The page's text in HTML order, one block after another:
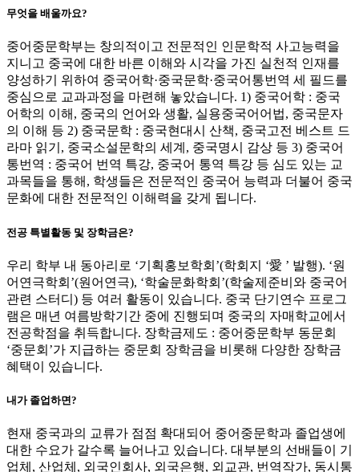
무엇을 배울까요?
중어중문학부는 창의적이고 전문적인 인문학적 사고능력을
지니고 중국에 대한 바른 이해와 시각을 가진 실천적 인재를
양성하기 위하여 중국어학·중국문학·중국어통번역 세 필드를
중심으로 교과과정을 마련해 놓았습니다. 1) 중국어학 : 중국
어학의 이해, 중국의 언어와 생활, 실용중국어어법, 중국문자
의 이해 등 2) 중국문학 : 중국현대시 산책, 중국고전 베스트 드
라마 읽기, 중국소설문학의 세계, 중국명시 감상 등 3) 중국어
통번역 : 중국어 번역 특강, 중국어 통역 특강 등 심도 있는 교
과목들을 통해, 학생들은 전문적인 중국어 능력과 더불어 중국
문화에 대한 전문적인 이해력을 갖게 됩니다.
전공 특별활동 및 장학금은?
우리 학부 내 동아리로 ‘기획홍보학회’(학회지 ‘愛 ’ 발행). ‘원
어연극학회’(원어연극), ‘학술문화학회’(학술제준비와 중국어
관련 스터디) 등 여러 활동이 있습니다. 중국 단기연수 프로그
램은 매년 여름방학기간 중에 진행되며 중국의 자매학교에서
전공학점을 취득합니다. 장학금제도 : 중어중문학부 동문회
‘중문회’가 지급하는 중문회 장학금을 비롯해 다양한 장학금
혜택이 있습니다.
내가 졸업하면?
현재 중국과의 교류가 점점 확대되어 중어중문학과 졸업생에
대한 수요가 갈수록 늘어나고 있습니다. 대부분의 선배들이 기
업체, 산업체, 외국인회사, 외국은행, 외교관, 번역작가, 동시통